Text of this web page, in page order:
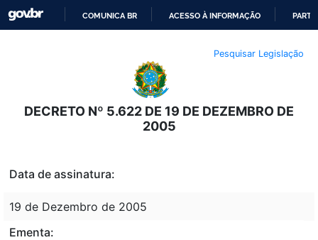
O
CONTEÚDO
COMUNICA BR ACESSO À INFORMAÇÃO
Pesquisar Legislação
DECRETO Nº 5.622 DE 19 DE DEZEMBRO DE
2005
Data de assinatura:
19 de Dezembro de 2005
Ementa: